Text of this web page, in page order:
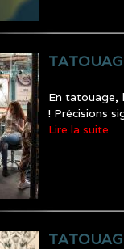
En tatouage,
! Précisions
Lire la suite